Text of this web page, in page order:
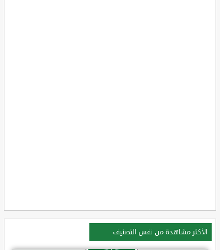
الأكثر مشاهدة من نفس التصنيف